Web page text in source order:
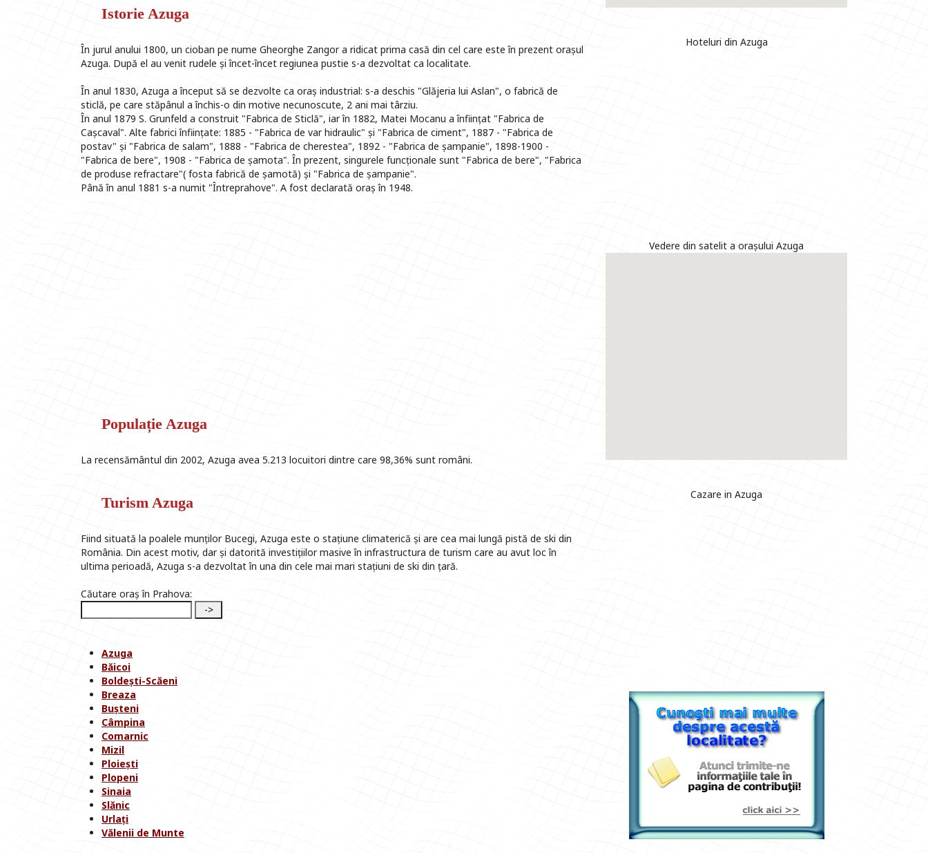
Istorie Azuga
În jurul anului 1800, un cioban pe nume Gheorghe Zangor a ridicat prima casă din cel care este în prezent orașul
Azuga. După el au venit rudele și încet-încet regiunea pustie s-a dezvoltat ca localitate.
În anul 1830, Azuga a început să se dezvolte ca oraș industrial: s-a deschis "Glăjeria lui Aslan", o fabrică de
sticlă, pe care stăpânul a închis-o din motive necunoscute, 2 ani mai târziu.
În anul 1879 S. Grunfeld a construit "Fabrica de Sticlă", iar în 1882, Matei Mocanu a înființat "Fabrica de
Cașcaval". Alte fabrici înființate: 1885 - "Fabrica de var hidraulic" și "Fabrica de ciment", 1887 - "Fabrica de
postav" și "Fabrica de salam", 1888 - "Fabrica de cherestea", 1892 - "Fabrica de șampanie", 1898-1900 -
"Fabrica de bere", 1908 - "Fabrica de șamota". În prezent, singurele funcționale sunt "Fabrica de bere", "Fabrica
de produse refractare"( fosta fabrică de șamotă) și "Fabrica de șampanie".
Până în anul 1881 s-a numit "Întreprahove". A fost declarată oraș în 1948.
Populație Azuga
La recensământul din 2002, Azuga avea 5.213 locuitori dintre care 98,36% sunt români.
Turism Azuga
Fiind situată la poalele munților Bucegi, Azuga este o stațiune climaterică și are cea mai lungă pistă de ski din
România. Din acest motiv, dar și datorită investițiilor masive în infrastructura de turism care au avut loc în
ultima perioadă, Azuga s-a dezvoltat în una din cele mai mari stațiuni de ski din țară.
Căutare oraș în Prahova:
Azuga
Băicoi
Boldești-Scăeni
Breaza
Bușteni
Câmpina
Comarnic
Mizil
Ploiești
Plopeni
Sinaia
Slănic
Urlați
Vălenii de Munte
Hoteluri din Azuga
Vedere din satelit a orașului Azuga
Cazare in Azuga